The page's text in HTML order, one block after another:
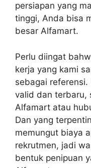
persiapan yang
tinggi, Anda bisa
besar Alfamart.
Perlu diingat
kerja yang kami
sebagai
valid dan terbaru,
Alfamart atau
Dan yang
memungut biaya
rekrutmen, jadi
bentuk penipuan